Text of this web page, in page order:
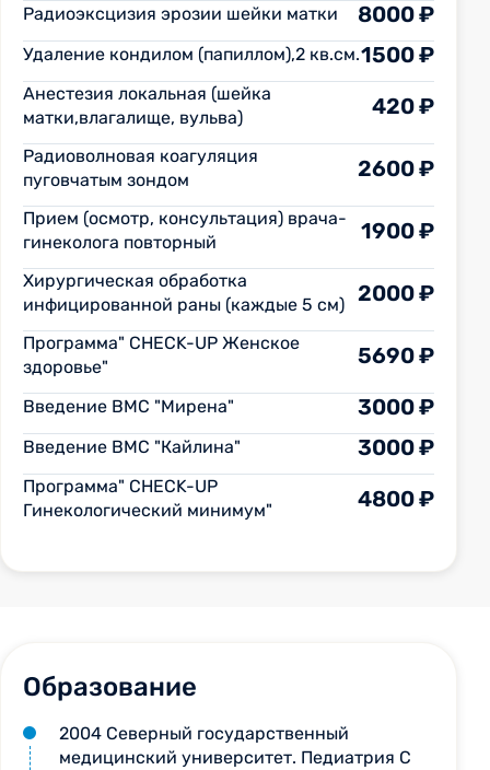
Радиоэксцизия эрозии шейки матки 8000 ₽
Удаление кондилом (папиллом),2 кв.см.1500 ₽
Анестезия локальная (шейка
матки,влагалище, вульва)
420 ₽
Радиоволновая коагуляция
пуговчатым зондом
2600 ₽
Прием (осмотр, консультация) врача-
гинеколога повторный
1900 ₽
Хирургическая обработка
инфицированной раны (каждые 5 см)
2000 ₽
Программа" CHECK-UP Женское
здоровье"
5690 ₽
Введение ВМС "Мирена" 3000 ₽
Введение ВМС "Кайлина" 3000 ₽
Программа" CHECK-UP
Гинекологический минимум"
4800 ₽
Образование
2004 Северный государственный
медицинский университет. Педиатрия С